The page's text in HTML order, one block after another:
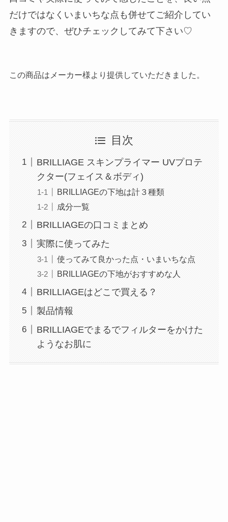
だけではなくいまいちな点も併せてご紹介してい
きますので、ぜひチェックしてみて下さい♡
この商品はメーカー様より提供していただきました。
目次
BRILLIAGE スキンプライマー UVプロテ
クター(フェイス＆ボディ)
BRILLIAGEの下地は計３種類
成分一覧
BRILLIAGEの口コミまとめ
実際に使ってみた
使ってみて良かった点・いまいちな点
BRILLIAGEの下地がおすすめな人
BRILLIAGEはどこで買える？
製品情報
BRILLIAGEでまるでフィルターをかけた
ようなお肌に